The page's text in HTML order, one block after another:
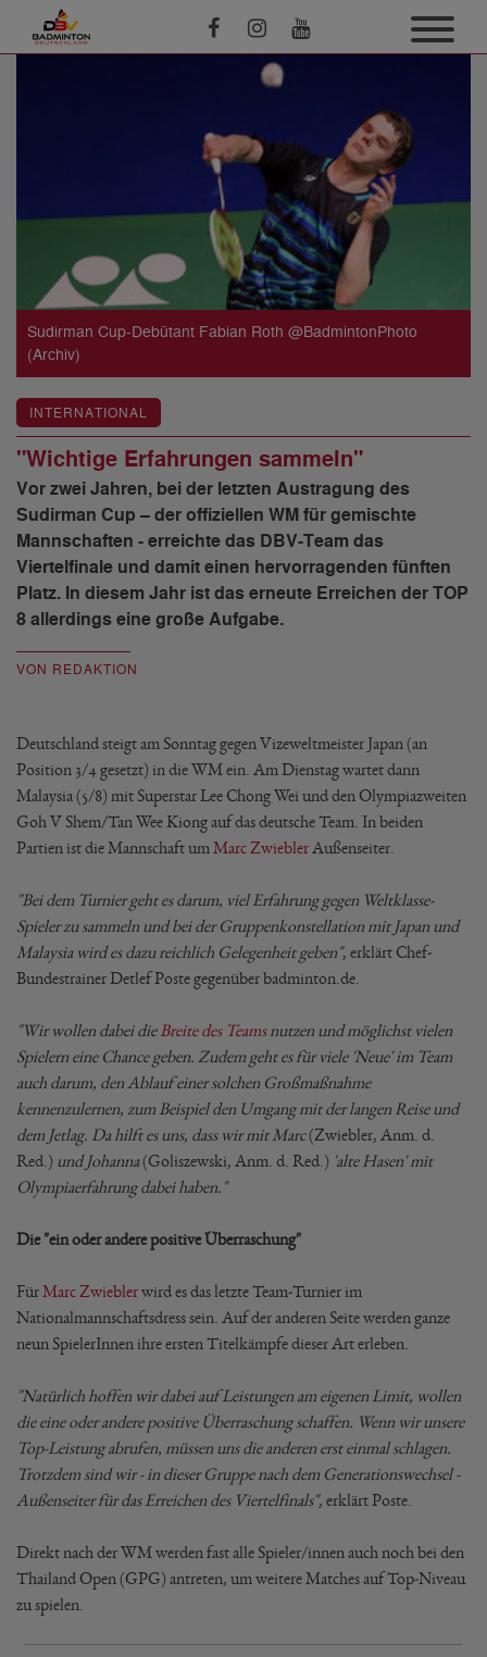
Sudirman Cup-Debütant Fabian Roth @BadmintonPhoto
(Archiv)
INTERNATIONAL
"Wichtige Erfahrungen sammeln"
Vor zwei Jahren, bei der letzten Austragung des
Sudirman Cup – der offiziellen WM für gemischte
Mannschaften - erreichte das DBV-Team das
Viertelfinale und damit einen hervorragenden fünften
Platz. In diesem Jahr ist das erneute Erreichen der TOP
8 allerdings eine große Aufgabe.
VON REDAKTION
Deutschland steigt am Sonntag gegen Vizeweltmeister Japan (an
Position 3/4 gesetzt) in die WM ein. Am Dienstag wartet dann
Malaysia (5/8) mit Superstar Lee Chong Wei und den Olympiazweiten
Goh V Shem/Tan Wee Kiong auf das deutsche Team. In beiden
Partien ist die Mannschaft um Marc Zwiebler Außenseiter.
"Bei dem Turnier geht es darum, viel Erfahrung gegen Weltklasse-
Spieler zu sammeln und bei der Gruppenkonstellation mit Japan und
Malaysia wird es dazu reichlich Gelegenheit geben", erklärt Chef-
Bundestrainer Detlef Poste gegenüber badminton.de.
"Wir wollen dabei die Breite des Teamsnutzen und möglichst vielen
Spielern eine Chance geben. Zudem geht es für viele 'Neue' im Team
auch darum, den Ablauf einer solchen Großmaßnahme
kennenzulernen, zum Beispiel den Umgang mit der langen Reise und
dem Jetlag. Da hilft es uns, dass wir mit Marc(Zwiebler, Anm. d.
Red.) und Johanna(Goliszewski, Anm. d. Red.) 'alte Hasen' mit
Olympiaerfahrung dabei haben."
Die "ein oder andere positive Überraschung"
FürMarc Zwieblerwird es das letzte Team-Turnier im
Nationalmannschaftsdress sein. Auf der anderen Seite werden ganze
neun SpielerInnen ihre ersten Titelkämpfe dieser Art erleben.
"Natürlich hoffen wir dabei auf Leistungen am eigenen Limit, wollen
die eine oder andere positive Überraschung schaffen. Wenn wir unsere
Top-Leistung abrufen, müssen uns die anderen erst einmal schlagen.
Trotzdem sind wir - in dieser Gruppe nach dem Generationswechsel -
Außenseiter für das Erreichen des Viertelfinals", erklärt Poste.
Direkt nach der WM werden fast alle Spieler/innen auch noch bei den
Thailand Open (GPG) antreten, um weitere Matches auf Top-Niveau
zu spielen.